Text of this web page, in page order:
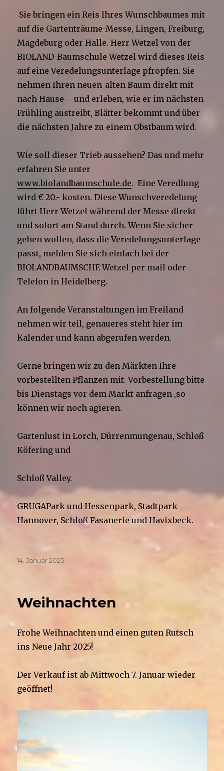
Sie bringen ein Reis Ihres Wunschbaumes mit
auf die Gartenträume-Messe, Lingen, Freiburg,
Magdeburg oder Halle. Herr Wetzel von der
BIOLAND-Baumschule Wetzel wird dieses Reis
auf eine Veredelungsunterlage pfropfen. Sie
nehmen Ihren neuen-alten Baum direkt mit
nach Hause – und erleben, wie er im nächsten
Frühling austreibt, Blätter bekommt und über
die nächsten Jahre zu einem Obstbaum wird.
Wie soll dieser Trieb aussehen? Das und mehr
erfahren Sie unter
www.biolandbaumschule.de. Eine Veredlung
wird € 20.- kosten. Diese Wunschveredelung
führt Herr Wetzel während der Messe direkt
und sofort am Stand durch. Wenn Sie sicher
gehen wollen, dass die Veredelungsunterlage
passt, melden Sie sich einfach bei der
BIOLANDBAUMSCHE Wetzel per mail oder
Telefon in Heidelberg.
An folgende Veranstaltungen im Freiland
nehmen wir teil, genaueres steht hier im
Kalender und kann abgerufen werden.
Gerne bringen wir zu den Märkten Ihre
vorbestellten Pflanzen mit. Vorbestellung bitte
bis Dienstags vor dem Markt anfragen ,so
können wir noch agieren.
Gartenlust in Lorch, Dürrenmungenau, Schloß
Köfering und
Schloß Valley.
GRUGAPark und Hessenpark, Stadtpark
Hannover, Schloß Fasanerie und Havixbeck.
Veröffentlicht
14. Januar 2025
Weihnachten
Frohe Weihnachten und einen guten Rutsch
ins Neue Jahr 2025!
Der Verkauf ist ab Mittwoch 7. Januar wieder
geöffnet!